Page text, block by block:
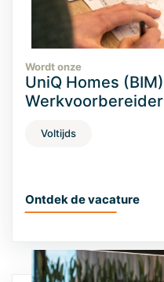
Wordt onze
UniQ Homes
Werkvoorbereider
Voltijds
Ontdek de vacature